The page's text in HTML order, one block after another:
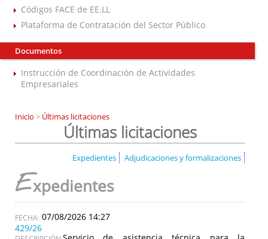
Códigos FACE de EE.LL
Plataforma de Contratación del Sector Público
Documentos
Instrucción de Coordinación de Actividades
Empresariales
Inicio > Últimas licitaciones
Últimas licitaciones
Expedientes Adjudicaciones y formalizaciones
Expedientes
07/08/2026 14:27
429/26